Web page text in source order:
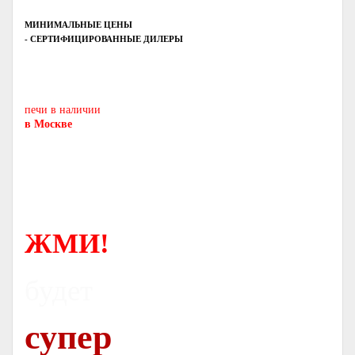
МИНИМАЛЬНЫЕ ЦЕНЫ
- СЕРТИФИЦИРОВАННЫЕ ДИЛЕРЫ
печи в наличии
в Москве
ЖМИ!
супер